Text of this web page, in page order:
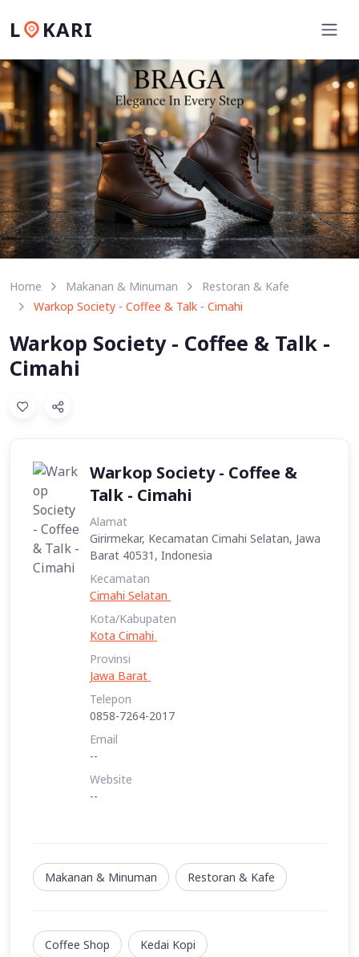
L KARI
Home Makanan & Minuman
Restoran & Kafe
Warkop Society - Coffee & Talk - Cimahi
Warkop Society - Coffee & Talk -
Cimahi
Warkop Society - Coffee &
Talk - Cimahi
Alamat
Girirmekar, Kecamatan Cimahi Selatan, Jawa
Barat 40531, Indonesia
Kecamatan
Cimahi Selatan
Kota/Kabupaten
Kota Cimahi
Provinsi
Jawa Barat
Telepon
0858-7264-2017
Email
--
Website
--
Makanan & Minuman Restoran & Kafe
Coffee Shop Kedai Kopi